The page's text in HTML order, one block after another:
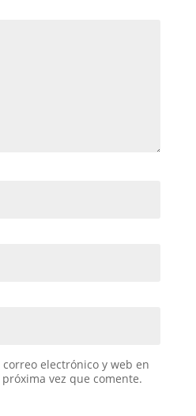
electrónico y web en
vez que comente.